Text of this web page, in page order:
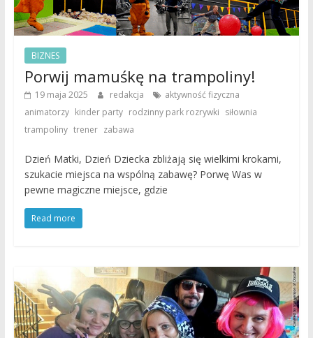
BIZNES
Porwij mamuśkę na trampoliny!
19 maja 2025 redakcja aktywność fizyczna
animatorzy, kinder party, rodzinny park rozrywki siłownia
trampoliny, trener, zabawa
Dzień Matki, Dzień Dziecka zbliżają się wielkimi krokami,
szukacie miejsca na wspólną zabawę? Porwę Was w
pewne magiczne miejsce, gdzie
Read more